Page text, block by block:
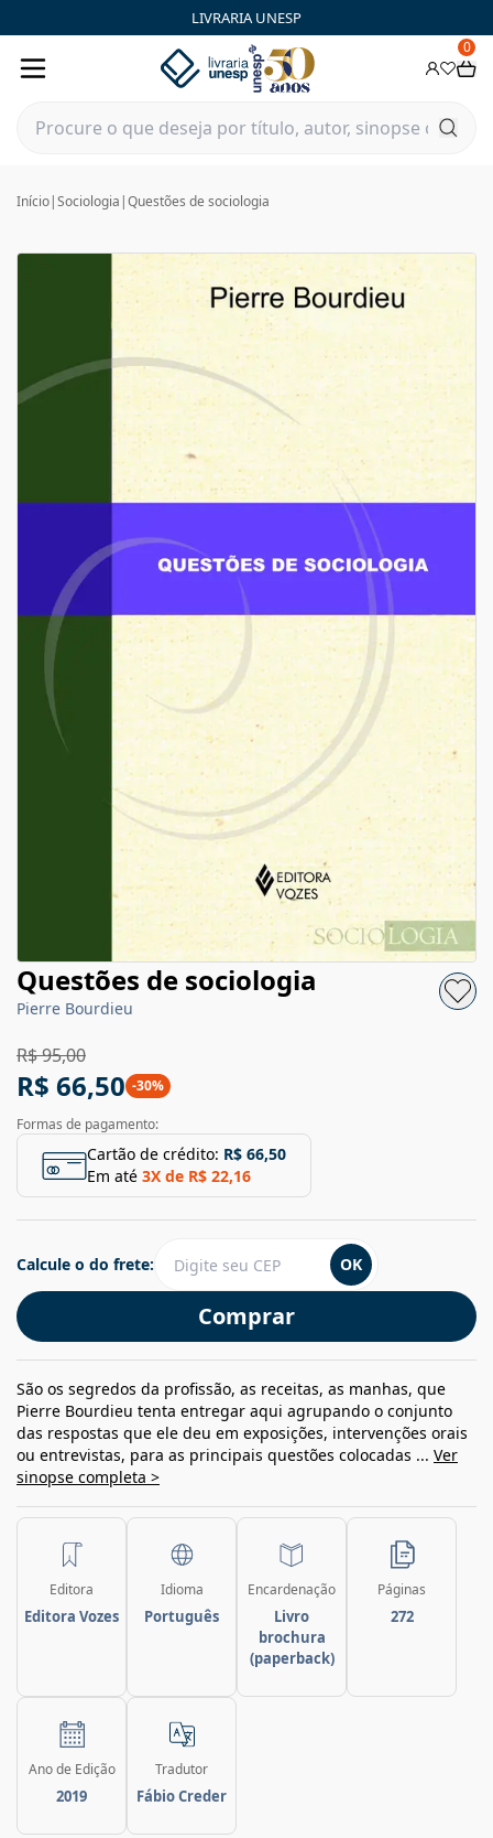
LIVRARIA UNESP
0
Início|Sociologia |Questões de sociologia
Questões de sociologia
Pierre Bourdieu
R$ 95,00
R$ 66,50 -30%
Formas de pagamento:
Cartão de crédito: R$ 66,50
Em até 3X de R$ 22,16
Comprar
Calcule o do frete: OK
São os segredos da profissão, as receitas, as manhas, que
Pierre Bourdieu tenta entregar aqui agrupando o conjunto
das respostas que ele deu em exposições, intervenções orais
ou entrevistas, para as principais questões colocadas ... Ver
sinopse completa >
Editora
Editora Vozes
Idioma
Português
Encardenação
Livro
brochura
(paperback)
Páginas
272
Ano de Edição
2019
Tradutor
Fábio Creder